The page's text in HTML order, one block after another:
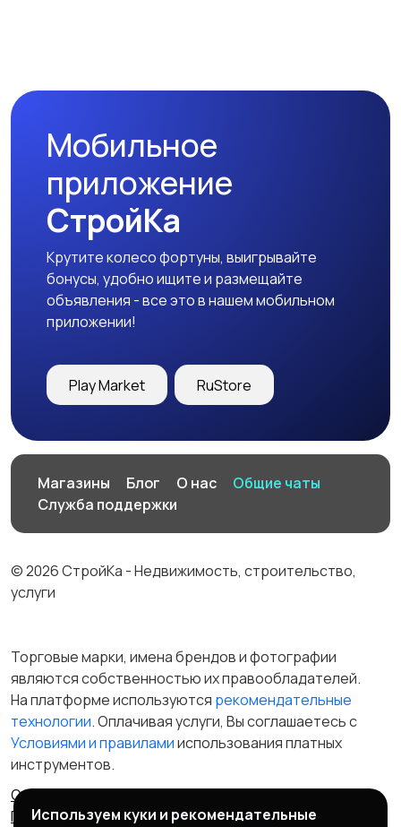
Мобильное
приложение
СтройКа
Крутите колесо фортуны, выигрывайте
бонусы, удобно ищите и размещайте
объявления - все это в нашем мобильном
приложении!
Play Market RuStore
Магазины Блог О нас
Общие чаты
Служба поддержки
© 2026 СтройКа - Недвижимость, строительство,
услуги
Торговые марки, имена брендов и фотографии
являются собственностью их правообладателей.
На платформе используются рекомендательные
технологии. Оплачивая услуги, Вы соглашаетесь c
Условиями и правиламииспользования платных
инструментов.
Отказ от ответственности
Правила сервиса
Политика конфиденциальности
Пользовательское
Используем куки и рекомендательные